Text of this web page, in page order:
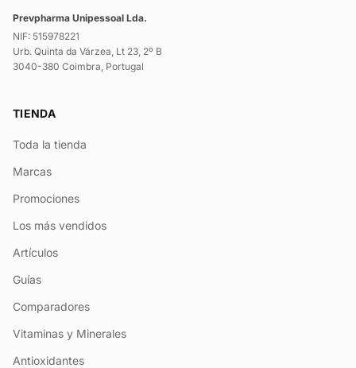
Prevpharma Unipessoal Lda.
NIF: 515978221
Urb. Quinta da Várzea, Lt 23, 2º B
3040-380 Coimbra, Portugal
TIENDA
Toda la tienda
Marcas
Promociones
Los más vendidos
Artículos
Guías
Comparadores
Vitaminas y Minerales
Antioxidantes